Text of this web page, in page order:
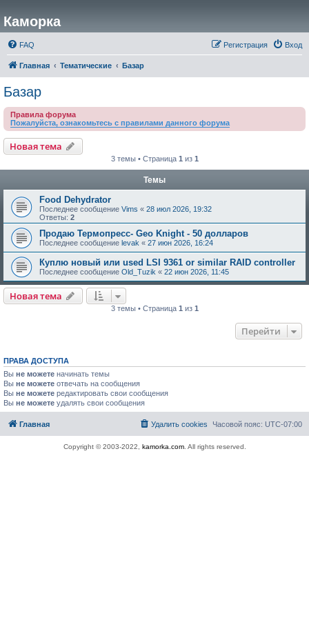
Каморка
FAQ Вход
Регистрация
Главная Тематические Базар
Базар
Правила форума
Пожалуйста, ознакомьтесь с правилами данного форума
Новая тема
3 темы • Страница 1 из 1
Темы
Food Dehydrator
Последнее сообщение Vims « 28 июл 2026, 19:32
Ответы: 2
Продаю Термопресс- Geo Knight - 50 долларов
Последнее сообщение levak « 27 июн 2026, 16:24
Куплю новый или used LSI 9361 or similar RAID controller
Последнее сообщение Old_Tuzik « 22 июн 2026, 11:45
Новая тема
3 темы • Страница 1 из 1
Перейти
ПРАВА ДОСТУПА
Вы не можете начинать темы
Вы не можете отвечать на сообщения
Вы не можете редактировать свои сообщения
Вы не можете удалять свои сообщения
Главная Часовой пояс: UTC-07:00
Удалить cookies
Copyright © 2003-2022, kamorka.com. All rights reserved.